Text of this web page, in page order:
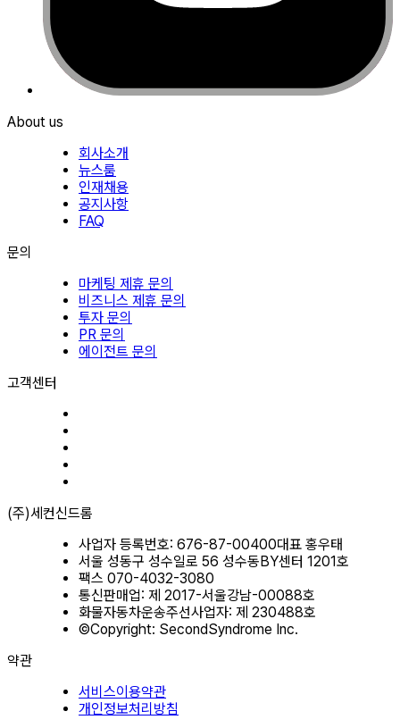
About us
회사소개
뉴스룸
인재채용
공지사항
FAQ
문의
마케팅 제휴 문의
비즈니스 제휴 문의
투자 문의
PR 문의
에이전트 문의
고객센터
(주)세컨신드롬
사업자 등록번호: 676-87-00400대표 홍우태
서울 성동구 성수일로 56 성수동BY센터 1201호
팩스 070-4032-3080
통신판매업: 제 2017-서울강남-00088호
화물자동차운송주선사업자: 제 230488호
©Copyright: SecondSyndrome Inc.
약관
서비스이용약관
개인정보처리방침